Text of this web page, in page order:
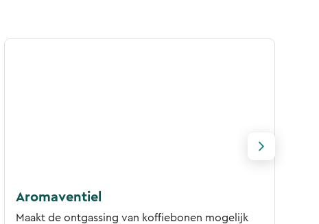
Aromaventiel
Maakt de ontgassing van koffiebonen mogelijk